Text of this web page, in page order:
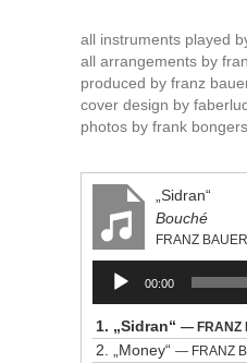
all instruments played
all arrangements by
produced by franz
cover design by
photos by frank bongers
„Sidran“
Bouché
FRANZ BAUER
Audio-
Player
00:00
1. „Sidran“ — FRANZ
2.
„Money“ — FRANZ